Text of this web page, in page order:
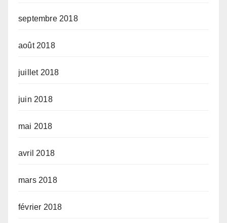
septembre 2018
août 2018
juillet 2018
juin 2018
mai 2018
avril 2018
mars 2018
février 2018